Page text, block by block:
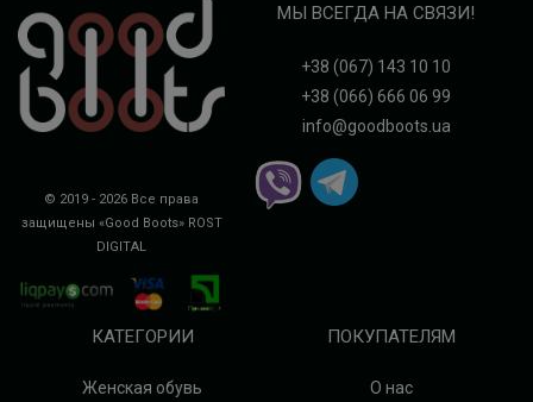
© 2019 - 2026 Все права
защищены «Good Boots» ROST
DIGITAL
МЫ ВСЕГДА НА СВЯЗИ!
+38 (067) 143 10 10
+38 (066) 666 06 99
info@goodboots.ua
КАТЕГОРИИ
Женская обувь
ПОКУПАТЕЛЯМ
О нас